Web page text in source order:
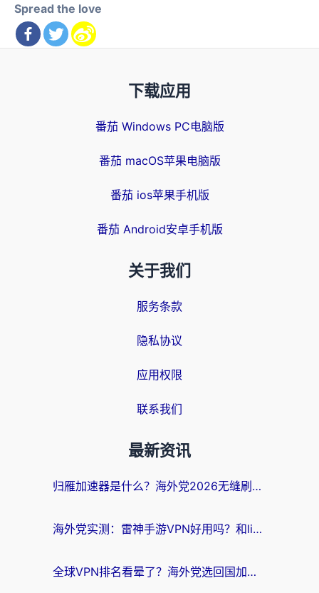
Spread the love
下载应用
番茄 Windows PC电脑版
番茄 macOS苹果电脑版
番茄 ios苹果手机版
番茄 Android安卓手机版
关于我们
服务条款
隐私协议
应用权限
联系我们
最新资讯
归雁加速器是什么？海外党2026无缝刷剧玩国服的实用指南
海外党实测：雷神手游VPN好用吗？和lightVPN对比哪个回国效果更好？附真实体验+避坑指南
全球VPN排名看晕了？海外党选回国加速器的实用指南（附真实对比）